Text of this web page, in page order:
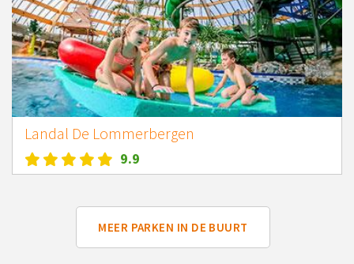
Landal De Lommerbergen
9.9
MEER PARKEN IN DE BUURT